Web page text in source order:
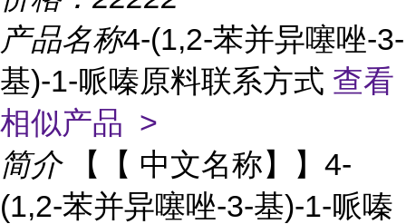
产品名称4-(1,2-苯并异噻唑-3-
基)-1-哌嗪原料联系方式 查看
相似产品 >
简介
【【 中文名称】】4-
(1,2-苯并异噻唑-3-基)-1-哌嗪